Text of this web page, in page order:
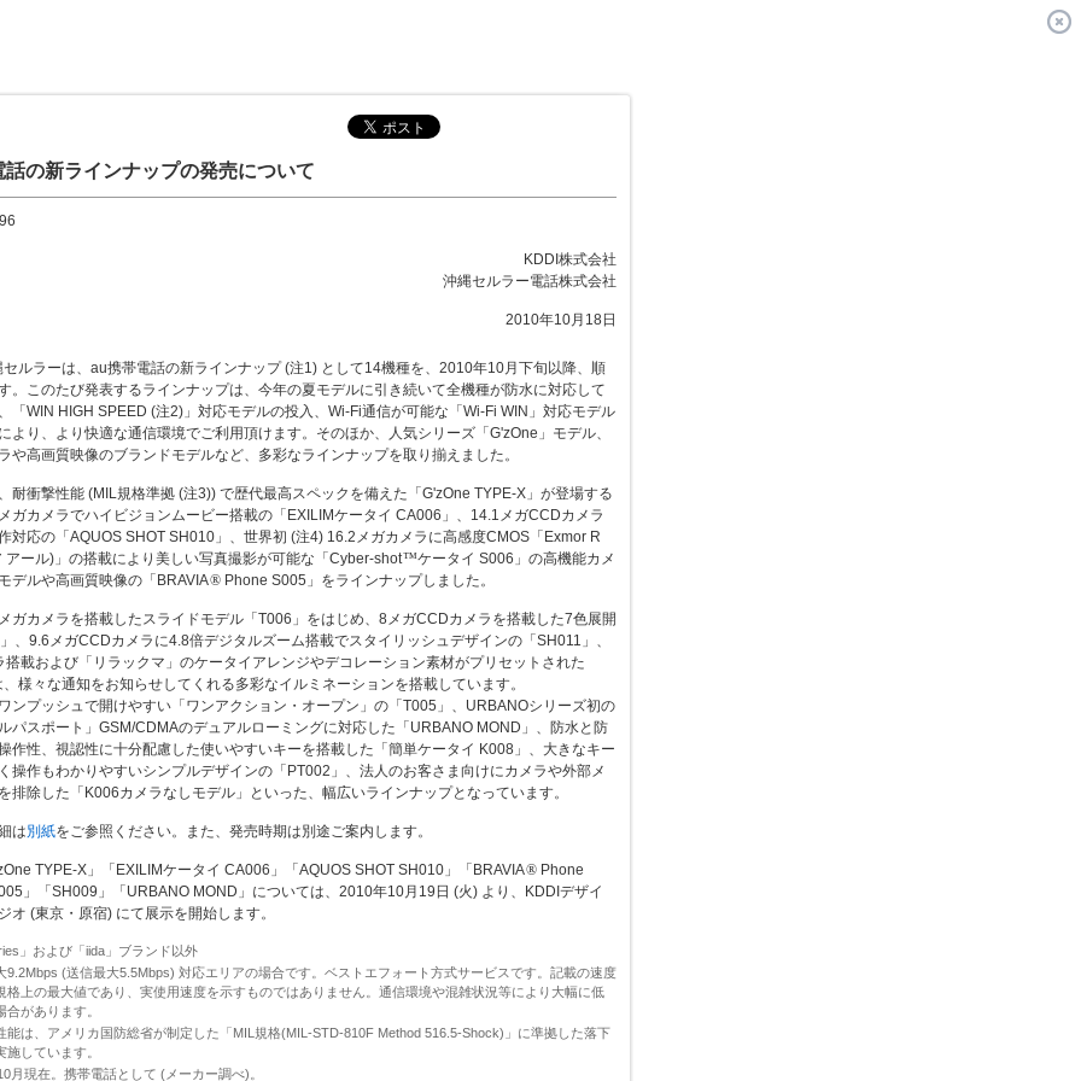
の新ラインナップの発売について
KDDI株式会社
沖縄セルラー電話株式会社
2010年10月18日
ルラーは、au携帯電話の新ラインナップ (注1) として14機種を、2010年10月下旬以降、順
。このたび発表するラインナップは、今年の夏モデルに引き続いて全機種が防水に対応して
「WIN HIGH SPEED (注2)」対応モデルの投入、Wi-Fi通信が可能な「Wi-Fi WIN」対応モデル
より、より快適な通信環境でご利用頂けます。そのほか、人気シリーズ「G'zOne」モデル、
や高画質映像のブランドモデルなど、多彩なラインナップを取り揃えました。
耐衝撃性能 (MIL規格準拠 (注3)) で歴代最高スペックを備えた「G'zOne TYPE-X」が登場する
ガカメラでハイビジョンムービー搭載の「EXILIMケータイ CA006」、14.1メガCCDカメラ
対応の「AQUOS SHOT SH010」、世界初 (注4) 16.2メガカメラに高感度CMOS「Exmor R
アール)」の搭載により美しい写真撮影が可能な「Cyber-shot™ケータイ S006」の高機能カメ
デルや高画質映像の「BRAVIA®Phone S005」をラインナップしました。
ガカメラを搭載したスライドモデル「T006」をはじめ、8メガCCDカメラを搭載した7色展開
、9.6メガCCDカメラに4.8倍デジタルズーム搭載でスタイリッシュデザインの「SH011」、
搭載および「リラックマ」のケータイアレンジやデコレーション素材がプリセットされた
様々な通知をお知らせしてくれる多彩なイルミネーションを搭載しています。
ンプッシュで開けやすい「ワンアクション・オープン」の「T005」、URBANOシリーズ初の
パスポート」GSM/CDMAのデュアルローミングに対応した「URBANO MOND」、防水と防
作性、視認性に十分配慮した使いやすいキーを搭載した「簡単ケータイ K008」、大きなキー
操作もわかりやすいシンプルデザインの「PT002」、法人のお客さま向けにカメラや外部メ
排除した「K006カメラなしモデル」といった、幅広いラインナップとなっています。
は別紙をご参照ください。また、発売時期は別途ご案内します。
TYPE-X」「EXILIMケータイ CA006」「AQUOS SHOT SH010」「BRAVIA®Phone
」「SH009」「URBANO MOND」については、2010年10月19日 (火) より、KDDIデザイ
オ (東京・原宿) にて展示を開始します。
」および「iida」ブランド以外
9.2Mbps (送信最大5.5Mbps) 対応エリアの場合です。ベストエフォート方式サービスです。記載の速度
格上の最大値であり、実使用速度を示すものではありません。通信環境や混雑状況等により大幅に低
合があります。
能は、アメリカ国防総省が制定した「MIL規格(MIL-STD-810F Method 516.5-Shock)」に準拠した落下
施しています。
月現在。携帯電話として (メーカー調べ)。